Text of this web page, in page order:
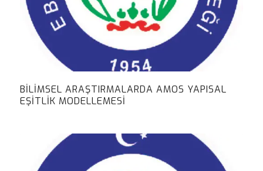
BILIMSEL ARAŞTIRMALARDA AMOS YAPISAL
EŞITLIK MODELLEMESI